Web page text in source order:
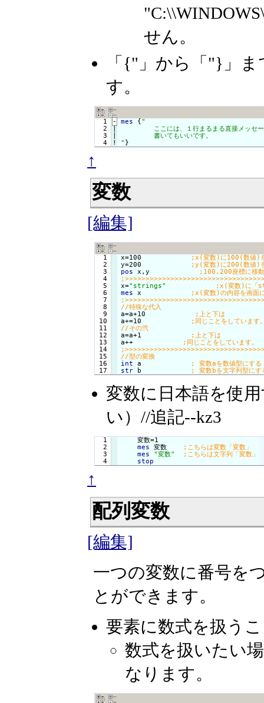
せん。
「{"」から「"}」
す。
  1
  2
  3
  4
-
!
mes { "
	書いてもいいです。
" }
↑
変数
[編集]
  1
  2
  3
  4
  5
  6
  7
  8
  9
10
11
12
13
14
15
16
x=100
y=200
pos
x,y
x="strings"
mes
x
a=a+10
a+=10
a=a+1
a++
int
a
str b
変数に日本語を使
い）//追記--kz3
  1
  2
  3
    変数=1
mes
変数
mes
"変数"
stop
↑
配列変数
[編集]
一つの変数に番号を
とができます。
要素に数式を扱う
数式を扱いたい
なります。